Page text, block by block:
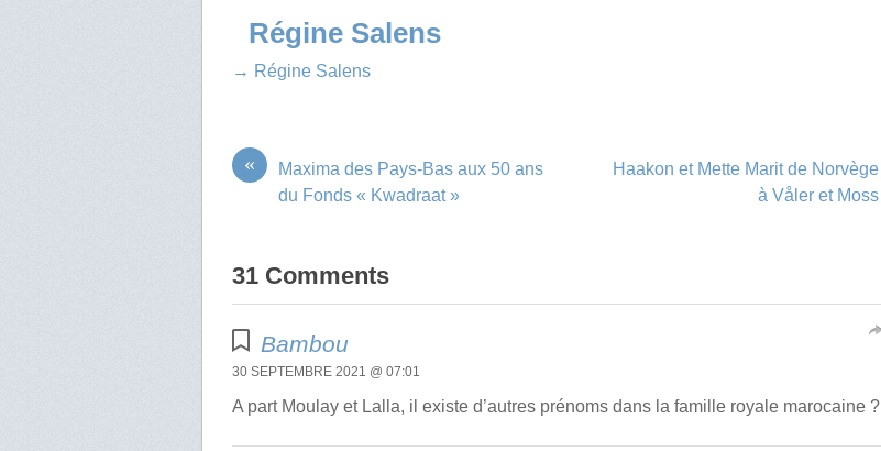
Régine Salens
→ Régine Salens
«
Maxima des Pays-Bas aux 50 ans
du Fonds « Kwadraat »
Haakon et Mette Marit de Norvège
à Våler et Moss
31 Comments
Bambou
30 SEPTEMBRE 2021 @ 07:01
A part Moulay et Lalla, il existe d’autres prénoms dans la famille royale marocaine ?